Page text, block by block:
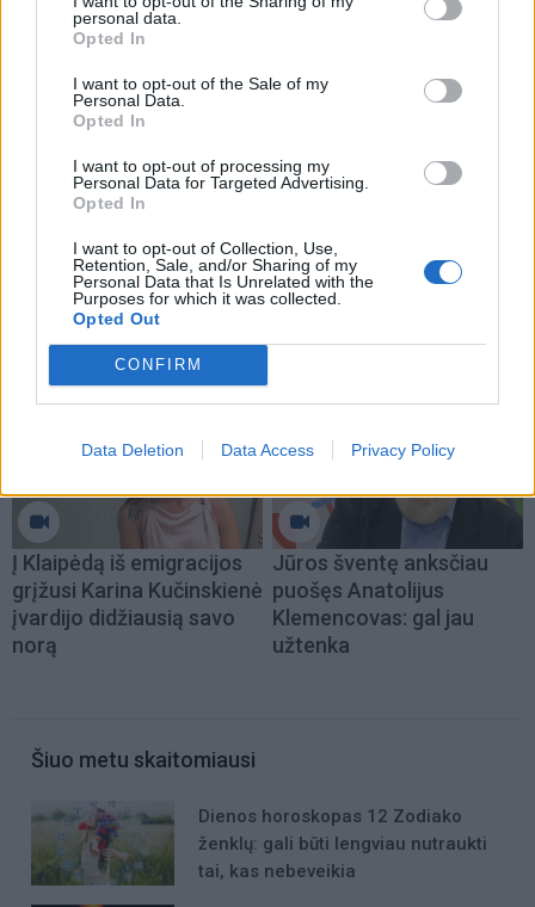
personal data.
Opted In
I want to opt-out of the Sale of my
Personal Data.
Opted In
I want to opt-out of processing my
Personal Data for Targeted Advertising.
Opted In
I want to opt-out of Collection, Use,
Retention, Sale, and/or Sharing of my
Personal Data that Is Unrelated with the
Purposes for which it was collected.
Opted Out
CONFIRM
Data Deletion Data Access Privacy Policy
„Medeinės“ mokyklos kolektyvui ir direktorei už šitą
Vilties bėgimą bei Klaipėdos Šventojo Pranciškau
Asyžiečio bažnyčiai, kad jie organizuoja tokius
renginius, telkia vaikų ir suaugusių žmonių
Lina Šukytė – Korsakė.
Į Klaipėdą iš emigracijos
grįžusi Karina Kučinskienė
įvardijo didžiausią savo
norą
Jūros šventę anksčiau
puošęs Anatolijus
Klemencovas: gal jau
užtenka
Šiuo metu skaitomiausi
Dienos horoskopas 12 Zodiako
ženklų: gali būti lengviau nutraukti
tai, kas nebeveikia